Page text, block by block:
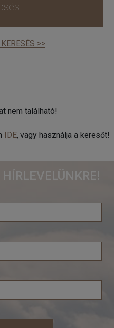
>>
nem található!
IDE, vagy használja a keresőt!